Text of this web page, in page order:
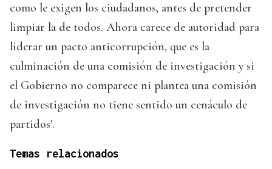
como le exigen los ciudadanos, antes de pretender
limpiar la de todos. Ahora carece de autoridad para
liderar un pacto anticorrupción, que es la
culminación de una comisión de investigación y si
el Gobierno no comparece ni plantea una comisión
de investigación no tiene sentido un cenáculo de
partidos'.
Temas relacionados